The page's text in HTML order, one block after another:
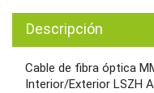
Descripción
Cable de fibra óptica
Interior/Exterior LSZH